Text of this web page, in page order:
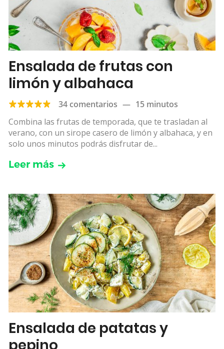
Ensalada de frutas con
limón y albahaca
34 comentarios — 15 minutos
Combina las frutas de temporada, que te trasladan al
verano, con un sirope casero de limón y albahaca, y en
solo unos minutos podrás disfrutar de...
Leer más
Ensalada de patatas y
pepino